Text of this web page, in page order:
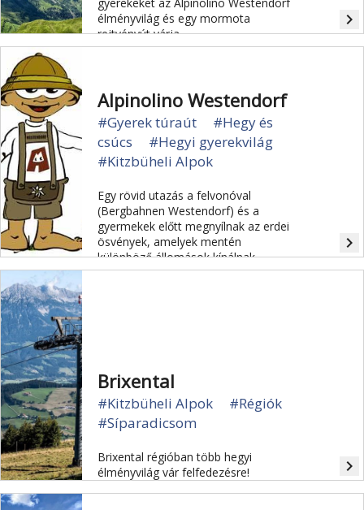
élményvilág és egy mormota
rejtvényút várja.
navigate_next
Alpinolino Westendorf
#Gyerek túraút
#Hegy és
csúcs
#Hegyi gyerekvilág
#Kitzbüheli Alpok
Egy rövid utazás a felvonóval
(Bergbahnen Westendorf) és a
gyermekek előtt megnyílnak az erdei
ösvények, amelyek mentén
különböző állomások kínálnak
lehetőséget a csodálkozásra,
navigate_next
Brixental
#Kitzbüheli Alpok
#Régiók
#Síparadicsom
Brixental régióban több hegyi
élményvilág vár felfedezésre!
navigate_next